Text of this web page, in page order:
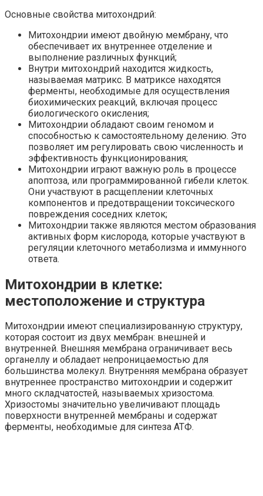
Основные свойства митохондрий:
Митохондрии имеют двойную мембрану, что
обеспечивает их внутреннее отделение и
выполнение различных функций;
Внутри митохондрий находится жидкость,
называемая матрикс. В матриксе находятся
ферменты, необходимые для осуществления
биохимических реакций, включая процесс
биологического окисления;
Митохондрии обладают своим геномом и
способностью к самостоятельному делению. Это
позволяет им регулировать свою численность и
эффективность функционирования;
Митохондрии играют важную роль в процессе
апоптоза, или программированной гибели клеток.
Они участвуют в расщеплении клеточных
компонентов и предотвращении токсического
повреждения соседних клеток;
Митохондрии также являются местом образования
активных форм кислорода, которые участвуют в
регуляции клеточного метаболизма и иммунного
ответа.
Митохондрии в клетке:
местоположение и структура
Митохондрии имеют специализированную структуру,
которая состоит из двух мембран: внешней и
внутренней. Внешняя мембрана ограничивает весь
органеллу и обладает непроницаемостью для
большинства молекул. Внутренняя мембрана образует
внутреннее пространство митохондрии и содержит
много складчатостей, называемых хризостома.
Хризостомы значительно увеличивают площадь
поверхности внутренней мембраны и содержат
ферменты, необходимые для синтеза АТФ.